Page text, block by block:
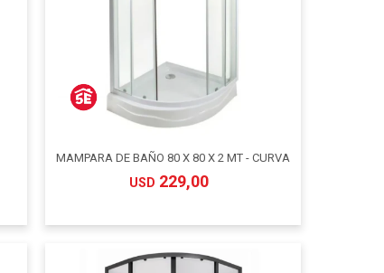
MAMPARA DE BAÑO 80 X 80 X 2 MT - CURVA
USD 229,00